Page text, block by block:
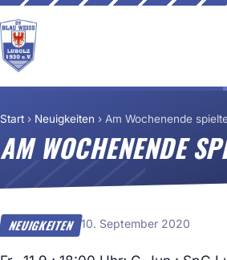
Start › Neuigkeiten › Am Wochenende
AM WOCHENENDE
NEUIGKEITEN 10. September 2020